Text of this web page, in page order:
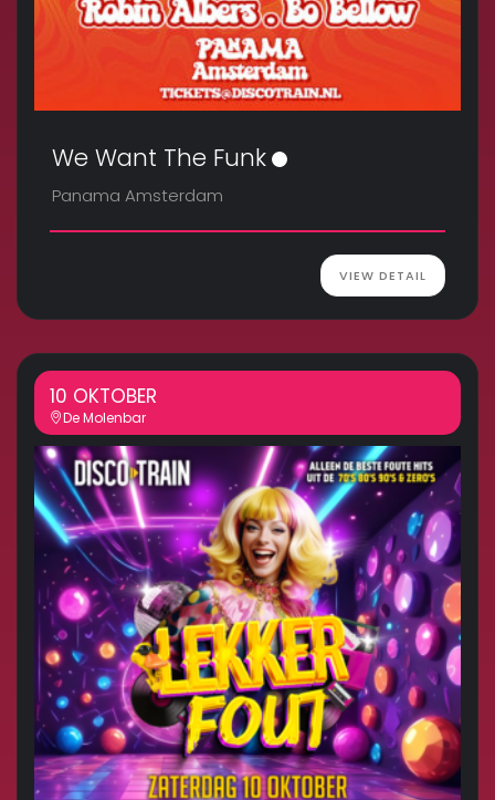
We Want The Funk
Panama Amsterdam
VIEW DETAIL
10 OKTOBER
De Molenbar